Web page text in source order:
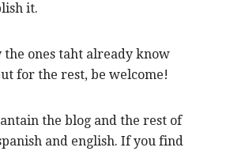
it.
the ones taht already know
for the rest, be welcome!
the blog and the rest of
and english. If you find